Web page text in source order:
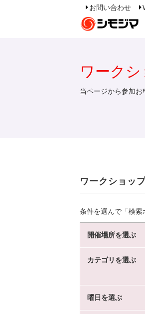
お問い合わせ
ワーク
当ページから参加お
ワークショッ
条件を選んで「検索
開催場所を選ぶ
カテゴリを選ぶ
曜日を選ぶ